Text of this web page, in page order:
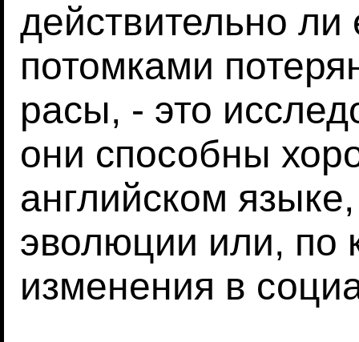
действительно
потомками
расы, - это
они способны
английском
эволюции или, по
изменения в